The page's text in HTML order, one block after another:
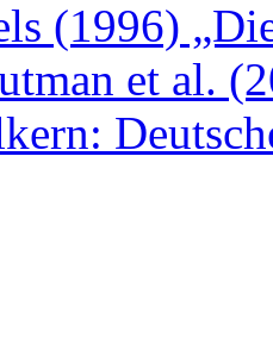
(1996)
et al.